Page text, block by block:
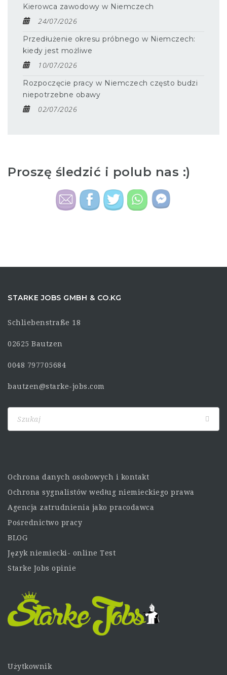
Kierowca zawodowy w Niemczech
24/07/2026
Przedłużenie okresu próbnego w Niemczech:
kiedy jest możliwe
10/07/2026
Rozpoczęcie pracy w Niemczech często budzi
niepotrzebne obawy
02/07/2026
Proszę śledzić i polub nas :)
STARKE JOBS GMBH & CO.KG
Schliebenstraße 18
02625 Bautzen
0048 797705684
bautzen@starke-jobs.com
Ochrona danych osobowych i kontakt
Ochrona sygnalistów według niemieckiego prawa
Agencja zatrudnienia jako pracodawca
Pośrednictwo pracy
BLOG
Język niemiecki- online Test
Starke Jobs opinie
Użytkownik